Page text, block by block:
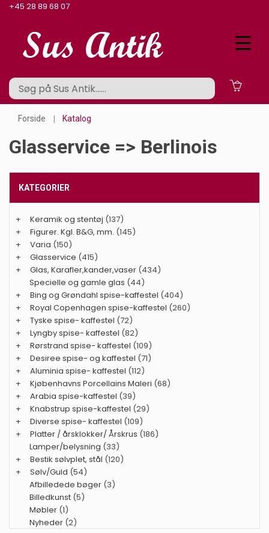
+45 28 89 68 07
Forside Katalog
Glasservice => Berlinois
KATEGORIER
+ Keramik og stentøj (137)
+
Figurer. Kgl. B&G, mm. (145)
+
Varia (150)
+
Glasservice (415)
+
Glas, Karafler,kander,vaser (434)
Specielle og gamle glas (44)
+
Bing og Grøndahl spise-kaffestel (404)
+
Royal Copenhagen spise-kaffestel (260)
+
Tyske spise- kaffestel (72)
+
Lyngby spise- kaffestel (82)
+
Rørstrand spise- kaffestel (109)
+
Desiree spise- og kaffestel (71)
+
Aluminia spise- kaffestel (112)
+
Kjøbenhavns Porcellains Maleri (68)
+
Arabia spise-kaffestel (39)
+
Knabstrup spise-kaffestel (29)
+
Diverse spise- kaffestel (109)
+
Platter / årsklokker/ Årskrus (186)
Lamper/belysning (33)
+
Bestik sølvplet, stål (120)
+
Sølv/Guld (54)
Afbilledede bøger (3)
Billedkunst (5)
Møbler (1)
Nyheder (2)